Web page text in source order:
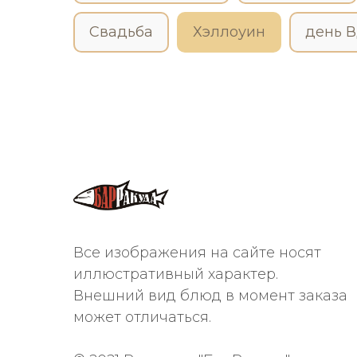
Свадьба Хэллоуин день
Все изображения на сайте носят
иллюстративный характер.
Внешний вид блюд в момент заказа
может отличаться.